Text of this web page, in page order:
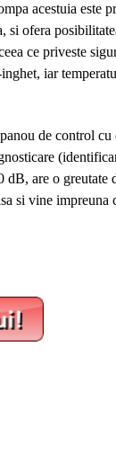
acestuia este
si ofera
ce priveste
iar
de control
dB, are o greutate
si vine impreuna